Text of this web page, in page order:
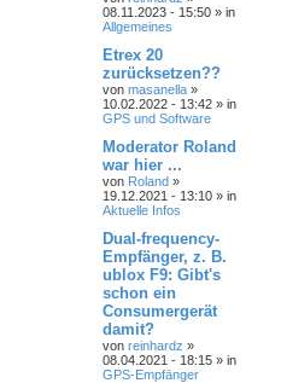
08.11.2023 - 15:50 » in
Allgemeines
Etrex 20
zurücksetzen??
von masanella »
10.02.2022 - 13:42 » in
GPS und Software
Moderator Roland
war hier ...
von Roland »
19.12.2021 - 13:10 » in
Aktuelle Infos
Dual-frequency-
Empfänger, z. B.
ublox F9: Gibt's
schon ein
Consumergerät
damit?
von reinhardz »
08.04.2021 - 18:15 » in
GPS-Empfänger